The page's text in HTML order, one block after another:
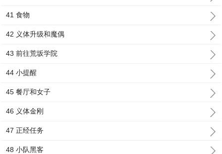
41 食物
42 义体升级和魔偶
43 前往荒坂学院
44 小提醒
45 餐厅和女子
46 义体金刚
47 正经任务
48 小队黑客